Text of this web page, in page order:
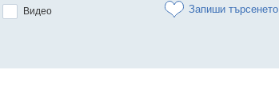
Видео Запиши търсенето